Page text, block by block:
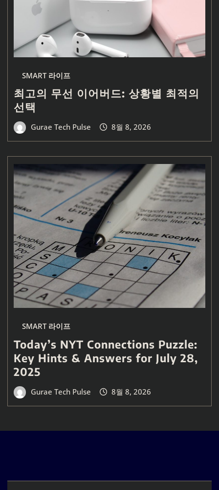
SMART 라이프
최고의 무선 이어버드: 상황별 최적의
선택
Gurae Tech Pulse 8월 8, 2026
SMART 라이프
Today’s NYT Connections Puzzle:
Key Hints & Answers for July 28,
2025
Gurae Tech Pulse 8월 8, 2026